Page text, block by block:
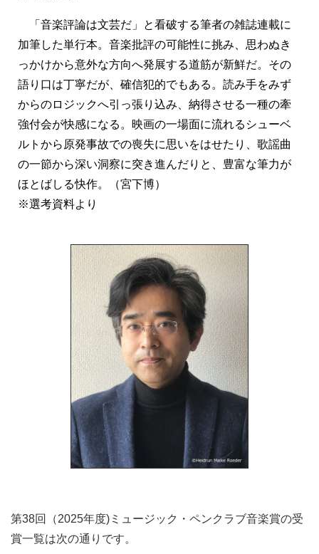
「音楽評論は文芸だ」と看破する筆者の雑誌連載に
加筆した単行本。音楽批評の可能性に挑み、思わぬき
っかけから意外な方向へ発展する道筋が新鮮だ。その
語り口は丁寧だが、確信犯的でもある。読み手をみず
からのロジックへ引っ張り込み、納得させる一種の牽
強付会が快感になる。映画の一場面に流れるシューベ
ルトから原発事故での喪失に思いをはせたり、歌謡曲
の一節から深い洞察に突き進んだりと、豊富な筆力が
ほとばしる快作。（宮下博）
※選考資料より
第38回（2025年度)ミュージック・ペンクラブ音楽賞の受
賞一覧は次の通りです。